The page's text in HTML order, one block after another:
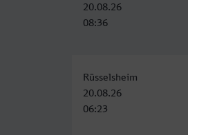
20.08.26
08:36
Rüsselsheim
20.08.26
06:23